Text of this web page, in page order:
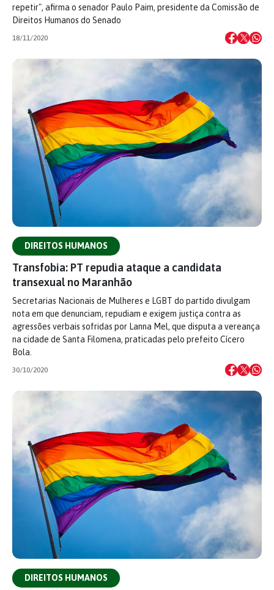
repetir", afirma o senador Paulo Paim, presidente da Comissão de
Direitos Humanos do Senado
18/11/2020
DIREITOS HUMANOS
Transfobia: PT repudia ataque a candidata
transexual no Maranhão
Secretarias Nacionais de Mulheres e LGBT do partido divulgam
nota em que denunciam, repudiam e exigem justiça contra as
agressões verbais sofridas por Lanna Mel, que disputa a vereança
na cidade de Santa Filomena, praticadas pelo prefeito Cícero
Bola.
30/10/2020
DIREITOS HUMANOS